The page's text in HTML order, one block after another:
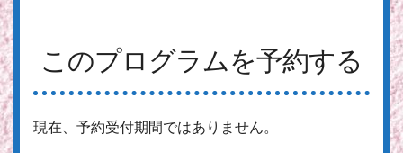
このプログラムを予約する
現在、予約受付期間ではありません。